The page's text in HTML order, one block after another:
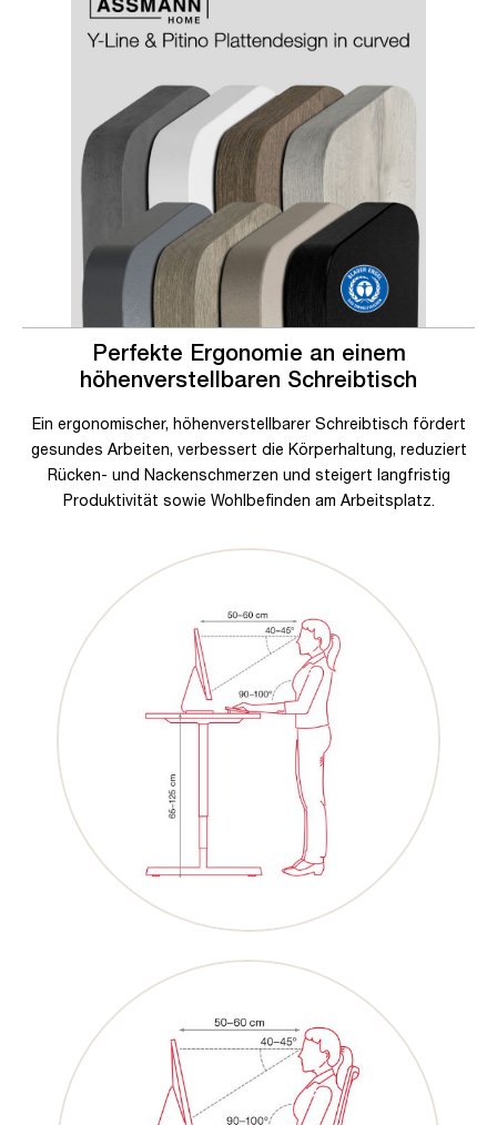
Perfekte Ergonomie an einem
höhenverstellbaren Schreibtisch
Ein ergonomischer, höhenverstellbarer Schreibtisch fördert
gesundes Arbeiten, verbessert die Körperhaltung, reduziert
Rücken- und Nackenschmerzen und steigert langfristig
Produktivität sowie Wohlbefinden am Arbeitsplatz.